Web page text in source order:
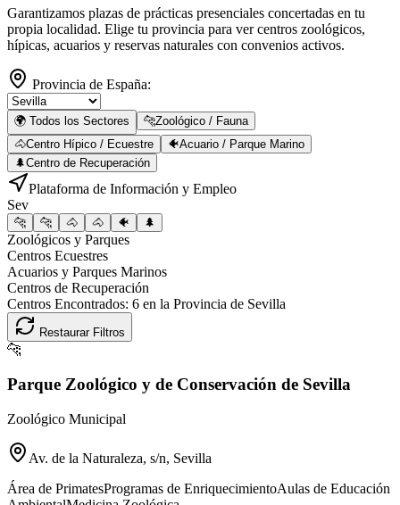
Garantizamos plazas de prácticas presenciales concertadas en tu
propia localidad. Elige tu provincia para ver centros zoológicos,
hípicas, acuarios y reservas naturales con convenios activos.
Provincia de España:
🌍 Todos los Sectores 🐆Zoológico / Fauna
🐴Centro Hípico / Ecuestre 🐠Acuario / Parque Marino
🌲Centro de Recuperación
Plataforma de Información y Empleo
Sev
🐆 🐆 🐴 🐴 🐠 🌲
Zoológicos y Parques
Centros Ecuestres
Acuarios y Parques Marinos
Centros de Recuperación
Centros Encontrados: 6 en la Provincia de Sevilla
Restaurar Filtros
🐆
Parque Zoológico y de Conservación de Sevilla
Zoológico Municipal
Av. de la Naturaleza, s/n, Sevilla
Área de PrimatesProgramas de EnriquecimientoAulas de Educación